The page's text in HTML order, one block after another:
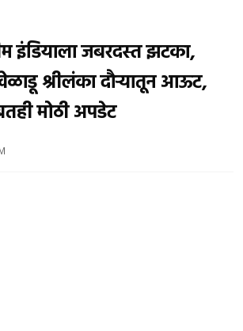
इंडियाला जबरदस्त झटका,
श्रीलंका दौऱ्यातून आऊट,
मोठी अपडेट